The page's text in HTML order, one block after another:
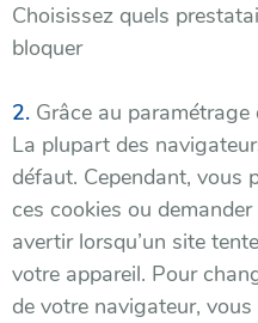
Choisissez quels
bloquer
Grâce au
La plupart des
défaut. Cependant, vous
ces cookies ou
avertir lorsqu’un site
votre appareil. Pour
de votre navigateur,